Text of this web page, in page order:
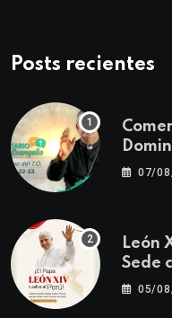
Posts recientes
07/
León
Sede
del 11
05/